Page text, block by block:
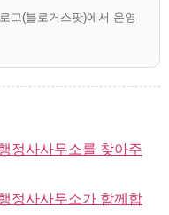
그(블로거스팟)에서 운영
정사사무소를 찾아주
정사사무소가 함께합